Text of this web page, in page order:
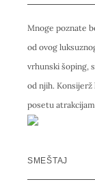
Mnoge poznate
od ovog
vrhunski šoping,
od njih.
posetu
SMEŠTAJ